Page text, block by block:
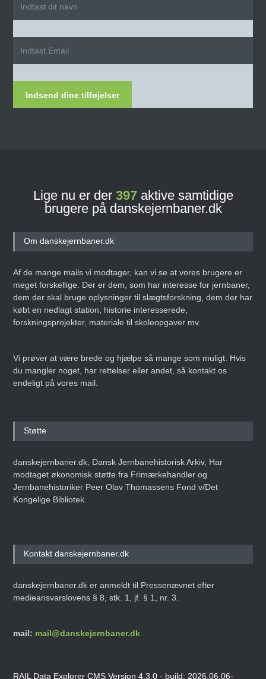
Indsend dine tilføjelser
Lige nu er der 397aktive samtidige
brugere på danskejernbaner.dk
Om danskejernbaner.dk
Af de mange mails vi modtager, kan vi se at vores brugere er
meget forskellige. Der er dem, som har interesse for jernbaner,
dem der skal bruge oplysninger til slægtsforskning, dem der har
købt en nedlagt station, historie interesserede,
forskningsprojekter, materiale til skoleopgaver mv.
Vi prøver at være brede og hjælpe så mange som muligt. Hvis
du mangler noget, har rettelser eller andet, så kontakt os
endeligt på vores mail.
Støtte
danskejernbaner.dk, Dansk Jernbanehistorisk Arkiv, Har
modtaget økonomisk støtte fra Frimærkehandler og
Jernbanehistoriker Peer Olav Thomassens Fond v/Det
Kongelige Bibliotek.
Kontakt danskejernbaner.dk
danskejernbaner.dk er anmeldt til Pressenævnet efter
medieansvarslovens § 8, stk. 1, jf. § 1, nr. 3.
mail: mail@danskejernbaner.dk
RAIL Data Explorer CMS Version 4.3.0 - build: 2026.06.06-